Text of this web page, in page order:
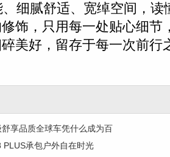
细腻舒适、宽绰空间，读
饰，只用每一处贴心细节
美好，留存于每一次前行
享品质全球车凭什么成为百
PLUS承包户外自在时光